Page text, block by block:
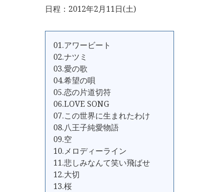
日程：2012年2月11日(土)
01.アワービート
02.ナツミ
03.愛の歌
04.希望の唄
05.恋の片道切符
06.LOVE SONG
07.この世界に生まれたわけ
08.八王子純愛物語
09.空
10.メロディーライン
11.悲しみなんて笑い飛ばせ
12.大切
13.桜